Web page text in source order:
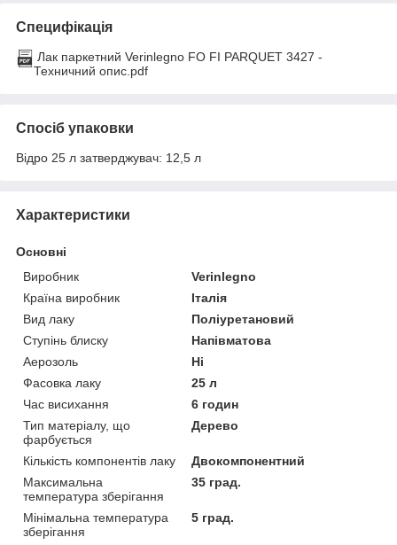
Специфікація
Лак паркетний Verinlegno FO FI PARQUET 3427 -
Техничний опис.pdf
Спосіб упаковки
Відро 25 л затверджувач: 12,5 л
Характеристики
Основні
Виробник
Verinlegno
Країна виробник
Італія
Вид лаку
Поліуретановий
Ступінь блиску
Напівматова
Аерозоль
Ні
Фасовка лаку
25 л
Час висихання
6 годин
Тип матеріалу, що
фарбується
Дерево
Кількість компонентів лаку
Двокомпонентний
Максимальна
температура зберігання
35 град.
Мінімальна температура
зберігання
5 град.